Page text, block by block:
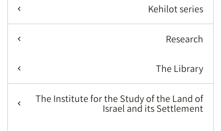
Kehilot series
Research
The Library
The Institute for the Study of the Land of
Israel and its Settlement